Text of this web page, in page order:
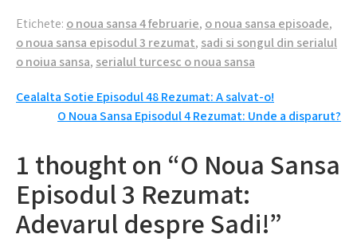
Etichete: o noua sansa 4 februarie, o noua sansa episoade,
o noua sansa episodul 3 rezumat, sadi si songul din serialul
o noiua sansa, serialul turcesc o noua sansa
Navigare
articole
Cealalta Sotie Episodul 48 Rezumat: A salvat-o!
O Noua Sansa Episodul 4 Rezumat: Unde a disparut?
1 thought on “O Noua Sansa
Episodul 3 Rezumat:
Adevarul despre Sadi!”